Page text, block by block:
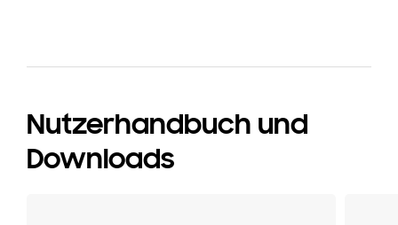
Nutzerhandbuch und
Downloads